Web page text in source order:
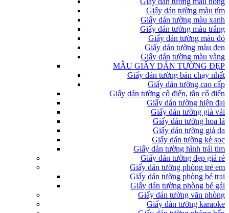
Giấy dán tường màu tím
Giấy dán tường màu xanh
Giấy dán tường màu trắng
Giấy dán tường màu đỏ
Giấy dán tường màu đen
Giấy dán tường màu vàng
MẪU GIẤY DÁN TƯỜNG ĐẸP
Giấy dán tường bán chạy nhất
Giấy dán tường cao cấp
Giấy dán tường cổ điển, tân cổ điển
Giấy dán tường hiện đại
Giấy dán tường giả vải
Giấy dán tường hoa lá
Giấy dán tường giả da
Giấy dán tường kẻ sọc
Giấy dán tường hình trái tim
Giấy dán tường đẹp giá rẻ
Giấy dán tường phòng trẻ em
Giấy dán tường phòng bé trai
Giấy dán tường phòng bé gái
Giấy dán tường văn phòng
Giấy dán tường karaoke